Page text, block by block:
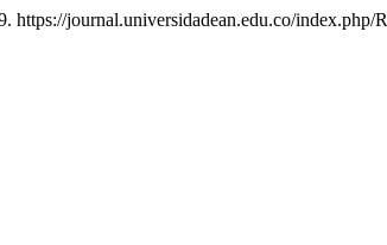
https://journal.universidadean.edu.co/index.php/